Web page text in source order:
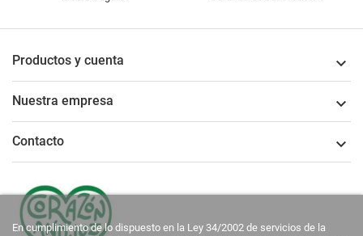
Productos y cuenta 
Nuestra empresa 
Contacto 
En cumplimiento de lo dispuesto en la Ley 34/2002 de servicios de la